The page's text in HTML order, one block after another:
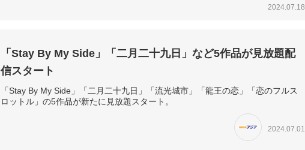
2024.07.18
「Stay By My Side」「二月二十九日」など5作品が見放題配
信スタート
「Stay By My Side」「二月二十九日」「流光城市」「龍王の恋」「恋のフルス
ロットル」の5作品が新たに見放題スタート。
2024.07.01